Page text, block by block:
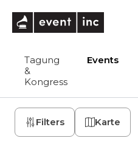
Tagung
&
Kongress
Events
Filters Karte